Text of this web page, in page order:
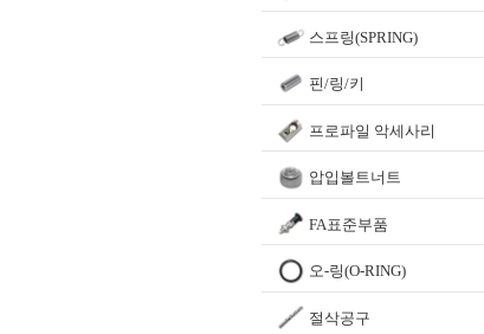
스프링(SPRING)
핀/링/키
프로파일 악세사리
압입볼트너트
FA표준부품
오-링(O-RING)
절삭공구